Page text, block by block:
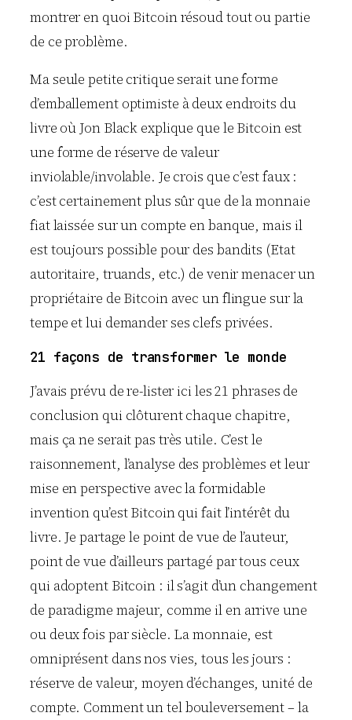
montrer en quoi Bitcoin résoud tout ou partie
de ce problème.
Ma seule petite critique serait une forme
d’emballement optimiste à deux endroits du
livre où Jon Black explique que le Bitcoin est
une forme de réserve de valeur
inviolable/involable. Je crois que c’est faux :
c’est certainement plus sûr que de la monnaie
fiat laissée sur un compte en banque, mais il
est toujours possible pour des bandits (Etat
autoritaire, truands, etc.) de venir menacer un
propriétaire de Bitcoin avec un flingue sur la
tempe et lui demander ses clefs privées.
21 façons de transformer le monde
J’avais prévu de re-lister ici les 21 phrases de
conclusion qui clôturent chaque chapitre,
mais ça ne serait pas très utile. C’est le
raisonnement, l’analyse des problèmes et leur
mise en perspective avec la formidable
invention qu’est Bitcoin qui fait l’intérêt du
livre. Je partage le point de vue de l’auteur,
point de vue d’ailleurs partagé par tous ceux
qui adoptent Bitcoin : il s’agit d’un changement
de paradigme majeur, comme il en arrive une
ou deux fois par siècle. La monnaie, est
omniprésent dans nos vies, tous les jours :
réserve de valeur, moyen d’échanges, unité de
compte. Comment un tel bouleversement – la